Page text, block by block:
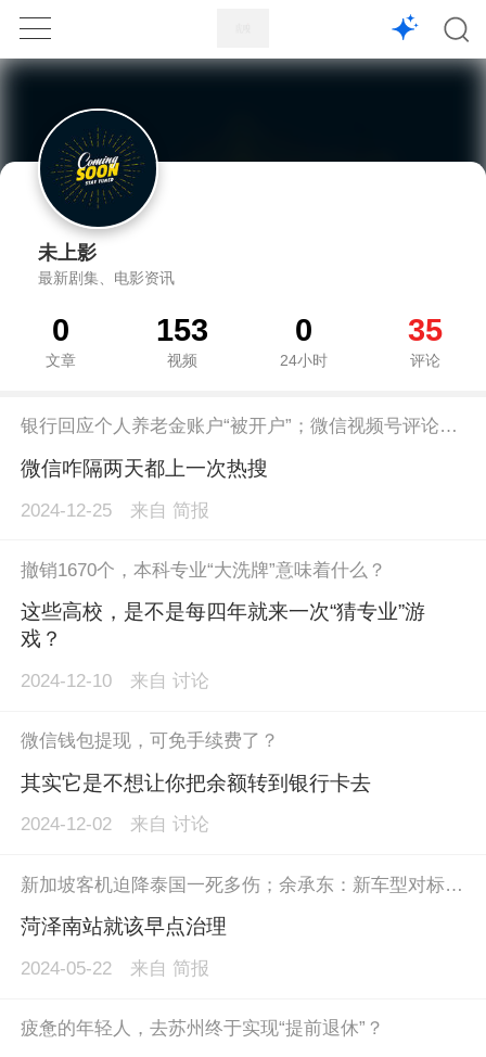
1X
未上影
最新剧集、电影资讯
0
文章
153
视频
0
24小时
35
评论
银行回应个人养老金账户“被开户”；微信视频号评论区可发表情包；本田日产启动经营合并磋商；空客A330neo出故障马航停飞
微信咋隔两天都上一次热搜
2024-12-25 来自 简报
撤销1670个，本科专业“大洗牌”意味着什么？
这些高校，是不是每四年就来一次“猜专业”游
戏？
2024-12-10 来自 讨论
微信钱包提现，可免手续费了？
其实它是不想让你把余额转到银行卡去
2024-12-02 来自 讨论
新加坡客机迫降泰国一死多伤；余承东：新车型对标迈巴赫；多地提醒慎入网约车行业；武汉打响降首付第一枪
菏泽南站就该早点治理
2024-05-22 来自 简报
疲惫的年轻人，去苏州终于实现“提前退休”？